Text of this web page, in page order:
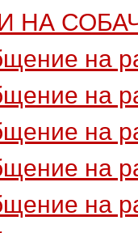
НА
на
на
на
на
на